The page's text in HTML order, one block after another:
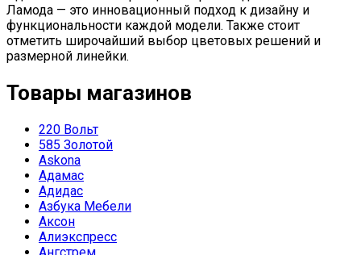
Ламода — это инновационный подход к дизайну и
функциональности каждой модели. Также стоит
отметить широчайший выбор цветовых решений и
размерной линейки.
Товары магазинов
220 Вольт
585 Золотой
Askona
Адамас
Адидас
Азбука Мебели
Аксон
Алиэкспресс